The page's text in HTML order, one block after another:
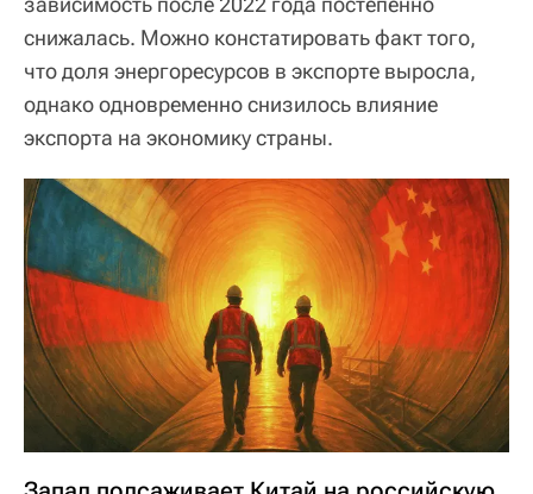
снижалась. Можно констатировать факт того,
что доля энергоресурсов в экспорте выросла,
однако одновременно снизилось влияние
экспорта на экономику страны.